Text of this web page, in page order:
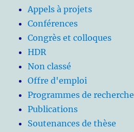
Appels à projets
Conférences
Congrès et colloques
HDR
Non classé
Offre d'emploi
Programmes de recherche
Publications
Soutenances de thèse